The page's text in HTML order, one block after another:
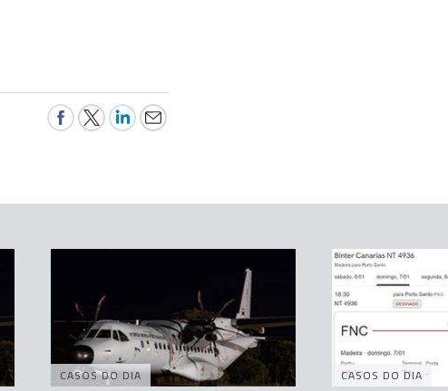
CASOS DO DIA CASOS DO DIA